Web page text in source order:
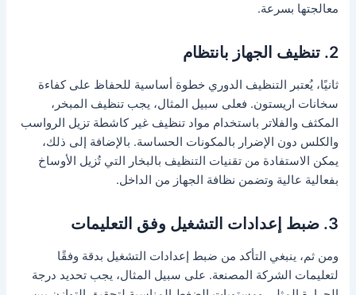
معالجتها بسرعة.
2. تنظيف الجهاز بانتظام
ثانيًا، يُعتبر التنظيف الدوري خطوة أساسية للحفاظ على كفاءة
سخانات اريستون. فعلى سبيل المثال، يجب تنظيف المبخر،
المكثف والفلاتر باستخدام مواد تنظيف غير كاشطة تزيل الرواسب
والكلس دون الإضرار بالمكونات الحساسة. بالإضافة إلى ذلك،
يمكن الاستفادة من تقنيات التنظيف بالبخار التي تُزيل الأوساخ
بفعالية عالية وتضمن نظافة الجهاز من الداخل.
3. ضبط إعدادات التشغيل وفق التعليمات
ومن ثم، ينبغي التأكد من ضبط إعدادات التشغيل بدقة وفقًا
لتعليمات الشركة المصنعة. على سبيل المثال، يجب تحديد درجة